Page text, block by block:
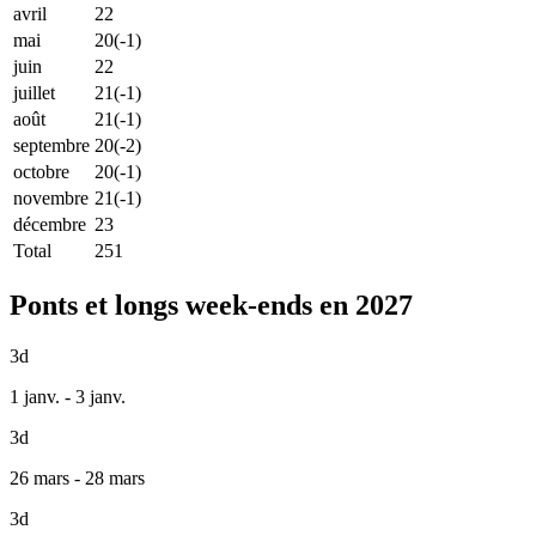
avril
22
mai
20(-1)
juin
22
juillet
21(-1)
août
21(-1)
septembre 20(-2)
octobre
20(-1)
novembre 21(-1)
décembre 23
Total
251
Ponts et longs week-ends en 2027
3d
1 janv. - 3 janv.
3d
26 mars - 28 mars
3d